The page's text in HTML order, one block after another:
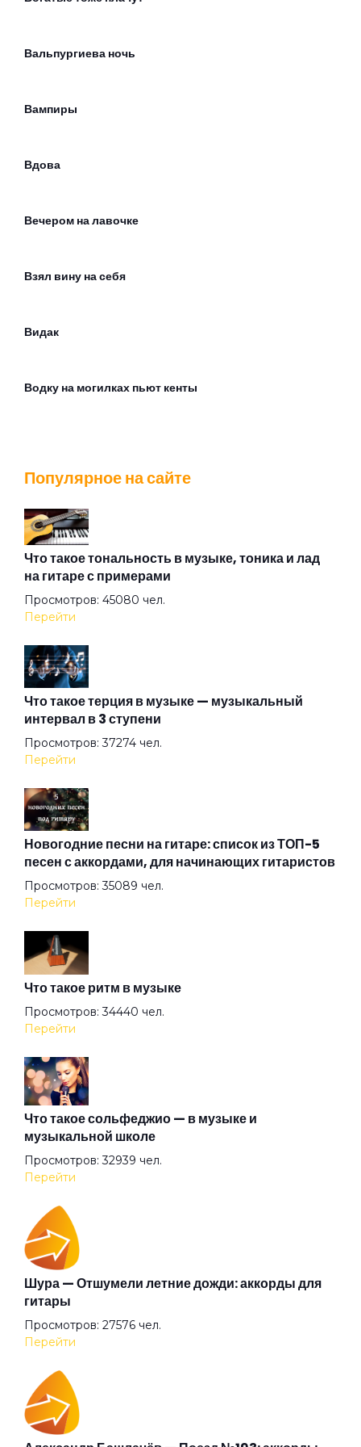
Вальпургиева ночь
Вампиры
Вдова
Вечером на лавочке
Взял вину на себя
Видак
Водку на могилках пьют кенты
Вторая Ария Ивана
Вурдалак
Вылазка
ГАИ
Голубь
Грязная кровь
Гуляй мужик
Девушка
Девушкам
Демобилизация
Династия
Доля солдатская
Дурак
Дураки
Популярное на сайте
Что такое тональность в музыке, тоника и лад
на гитаре с примерами
Просмотров: 45080 чел.
Перейти
Что такое терция в музыке — музыкальный
интервал в 3 ступени
Просмотров: 37274 чел.
Перейти
Новогодние песни на гитаре: список из ТОП-5
песен с аккордами, для начинающих гитаристов
Просмотров: 35089 чел.
Перейти
Что такое ритм в музыке
Просмотров: 34440 чел.
Перейти
Что такое сольфеджио — в музыке и
музыкальной школе
Просмотров: 32939 чел.
Перейти
Шура — Отшумели летние дожди: аккорды для
гитары
Просмотров: 27576 чел.
Перейти